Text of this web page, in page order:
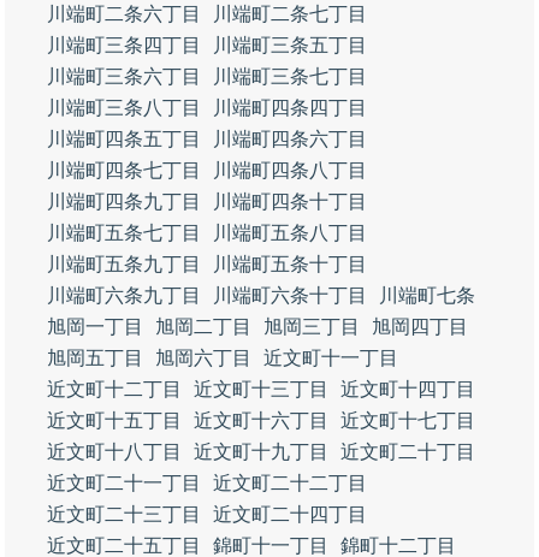
川端町二条六丁目
川端町二条七丁目
川端町三条四丁目
川端町三条五丁目
川端町三条六丁目
川端町三条七丁目
川端町三条八丁目
川端町四条四丁目
川端町四条五丁目
川端町四条六丁目
川端町四条七丁目
川端町四条八丁目
川端町四条九丁目
川端町四条十丁目
川端町五条七丁目
川端町五条八丁目
川端町五条九丁目
川端町五条十丁目
川端町六条九丁目
川端町六条十丁目
川端町七条
旭岡一丁目
旭岡二丁目 旭岡三丁目
旭岡四丁目
旭岡五丁目
旭岡六丁目
近文町十一丁目
近文町十二丁目
近文町十三丁目
近文町十四丁目
近文町十五丁目
近文町十六丁目
近文町十七丁目
近文町十八丁目
近文町十九丁目
近文町二十丁目
近文町二十一丁目
近文町二十二丁目
近文町二十三丁目
近文町二十四丁目
近文町二十五丁目
錦町十一丁目
錦町十二丁目